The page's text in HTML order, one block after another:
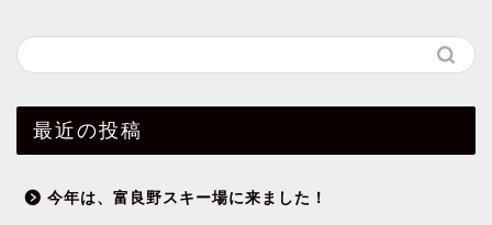
最近の投稿
今年は、富良野スキー場に来ました！